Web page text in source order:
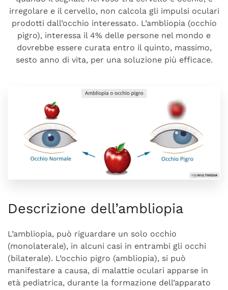
irregolare e il cervello, non calcola gli impulsi oculari
prodotti dall’occhio interessato. L’ambliopia (occhio
pigro), interessa il 4% delle persone nel mondo e
dovrebbe essere curata entro il quinto, massimo,
sesto anno di vita, per una soluzione più efficace.
Descrizione dell’ambliopia
L’ambliopia, può riguardare un solo occhio
(monolaterale), in alcuni casi in entrambi gli occhi
(bilaterale). L’occhio pigro (ambliopia), si può
manifestare a causa, di malattie oculari apparse in
età pediatrica, durante la formazione dell’apparato